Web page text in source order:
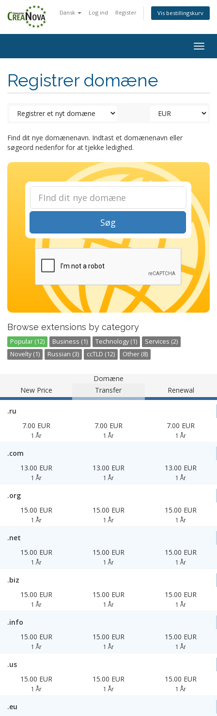
Dansk Log ind Register Vis bestillingskurv
Registrer domæne
Find dit nye domænenavn. Indtast et domænenavn eller
søgeord nedenfor for at tjekke ledighed.
Søg
Browse extensions by category
Popular (12) Business (1) Technology (1)
Services (2)
Novelty (1)
Russian (3) ccTLD (12) Other (8)
Domæne
New Price
Transfer Renewal
.ru
7.00 EUR
1 År
7.00 EUR
1 År
7.00 EUR
1 År
.com
13.00 EUR
1 År
13.00 EUR
1 År
13.00 EUR
1 År
.org
15.00 EUR
1 År
15.00 EUR
1 År
15.00 EUR
1 År
.net
15.00 EUR
1 År
15.00 EUR
1 År
15.00 EUR
1 År
.biz
15.00 EUR
1 År
15.00 EUR
1 År
15.00 EUR
1 År
.info
15.00 EUR
1 År
15.00 EUR
1 År
15.00 EUR
1 År
.us
15.00 EUR
1 År
15.00 EUR
1 År
15.00 EUR
1 År
.eu